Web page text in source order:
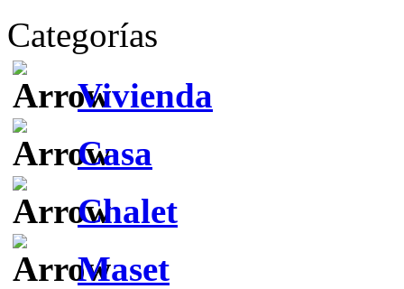
Categorías
Vivienda
Casa
Chalet
Maset